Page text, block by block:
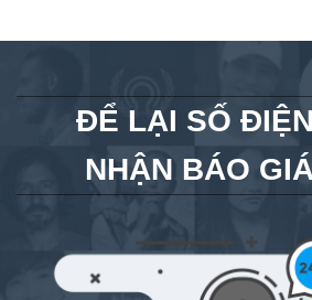
ĐỂ LẠI SỐ
NHẬN BÁO